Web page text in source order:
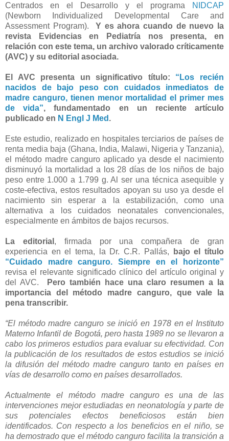
Centrados en el Desarrollo y el programa
NIDCAP
(Newborn Individualized Developmental Care and
Assessment Program). Y es ahora cuando de nuevo la
revista Evidencias en Pediatría nos presenta, en
relación con este tema, un archivo valorado críticamente
(AVC) y su editorial asociada.
El AVC presenta un significativo título: “Los recién
nacidos de bajo peso con cuidados inmediatos de
madre canguro, tienen menor mortalidad el primer mes
de vida”, fundamentado en un reciente artículo
publicado en N Engl J Med .
Este estudio, realizado en hospitales terciarios de países de
renta media baja (Ghana, India, Malawi, Nigeria y Tanzania),
el método madre canguro aplicado ya desde el nacimiento
disminuyó la mortalidad a los 28 días de los niños de bajo
peso entre 1.000 a 1.799 g. Al ser una técnica asequible y
coste-efectiva, estos resultados apoyan su uso ya desde el
nacimiento sin esperar a la estabilización, como una
alternativa a los cuidados neonatales convencionales,
especialmente en ámbitos de bajos recursos.
La editorial , firmada por una compañera de gran
experiencia en el tema, la Dr. C.R. Pallás,
bajo el título
“Cuidado madre canguro. Siempre en el horizonte”
revisa el relevante significado clínico del artículo original y
del AVC.
Pero también hace una claro resumen a la
importancia del método madre canguro, que vale la
pena transcribir.
“El método madre canguro se inició en 1978 en el Instituto
Materno Infantil de Bogotá, pero hasta 1989 no se llevaron a
cabo los primeros estudios para evaluar su efectividad. Con
la publicación de los resultados de estos estudios se inició
la difusión del método madre canguro tanto en países en
vías de desarrollo como en países desarrollados.
Actualmente el método madre canguro es una de las
intervenciones mejor estudiadas en neonatología y parte de
sus potenciales efectos beneficiosos están bien
identificados. Con respecto a los beneficios en el niño, se
ha demostrado que el método canguro facilita la transición a